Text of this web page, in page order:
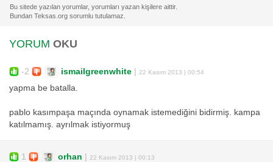
YORUM OKU
-2 ismailgreenwhite | 22 Kasım 2013 | 00:54
yapma be batalla.
pablo kasımpaşa maçında oynamak istemediğini bidirmiş. kampa
katılmamış. ayrılmak istiyormuş
1 orhan | 22 Kasım 2013 | 00:13